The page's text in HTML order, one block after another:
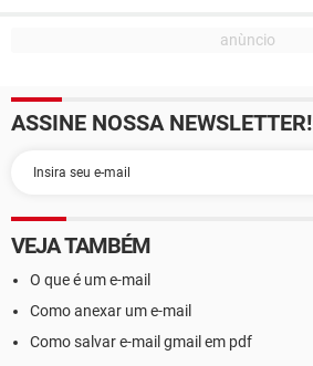
ASSINE NOSSA NEWSLETTER!
VEJA TAMBÉM
O que é um e-mail
Como anexar um e-mail
Como salvar e-mail gmail em pdf